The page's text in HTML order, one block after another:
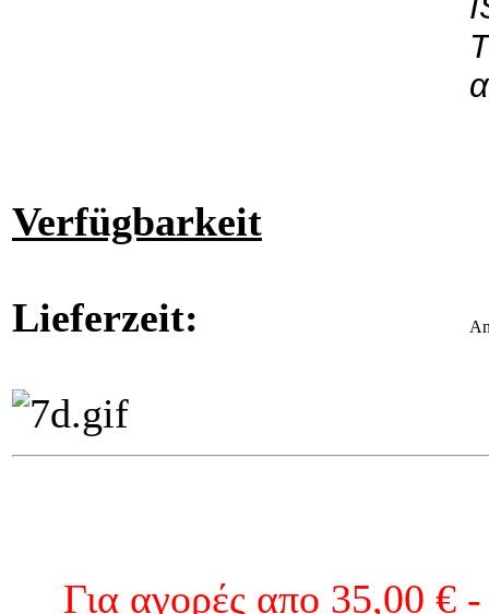
Verfügbarkeit
Lieferzeit:
Για αγορές απο 35,00 €